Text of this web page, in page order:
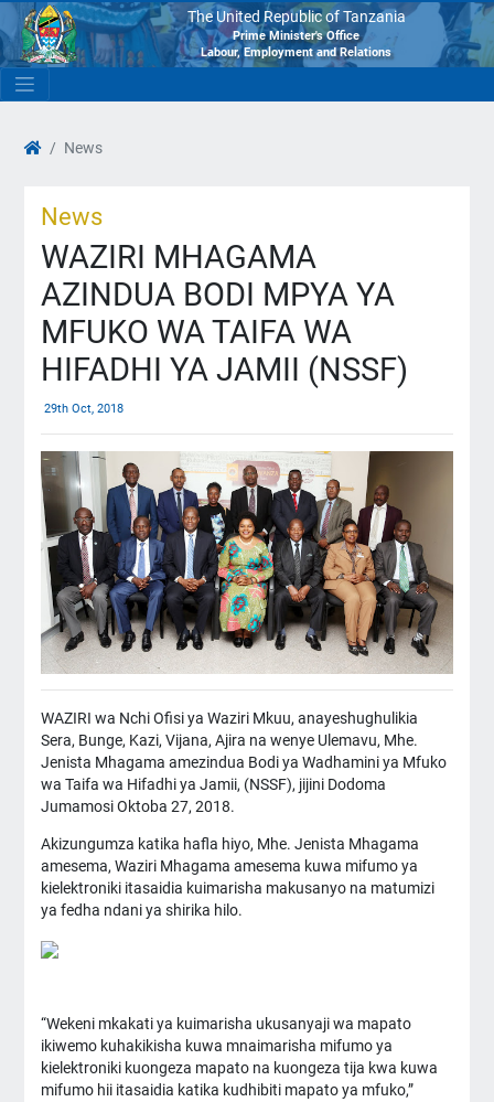
The United Republic of Tanzania
Prime Minister's Office
Labour, Employment and Relations
News
News
WAZIRI MHAGAMA
AZINDUA BODI MPYA YA
MFUKO WA TAIFA WA
HIFADHI YA JAMII (NSSF)
29th Oct, 2018
WAZIRI wa Nchi Ofisi ya Waziri Mkuu, anayeshughulikia
Sera, Bunge, Kazi, Vijana, Ajira na wenye Ulemavu, Mhe.
Jenista Mhagama amezindua Bodi ya Wadhamini ya Mfuko
wa Taifa wa Hifadhi ya Jamii, (NSSF), jijini Dodoma
Jumamosi Oktoba 27, 2018.
Akizungumza katika hafla hiyo, Mhe. Jenista Mhagama
amesema, Waziri Mhagama amesema kuwa mifumo ya
kielektroniki itasaidia kuimarisha makusanyo na matumizi
ya fedha ndani ya shirika hilo.
“Wekeni mkakati ya kuimarisha ukusanyaji wa mapato
ikiwemo kuhakikisha kuwa mnaimarisha mifumo ya
kielektroniki kuongeza mapato na kuongeza tija kwa kuwa
mifumo hii itasaidia katika kudhibiti mapato ya mfuko,”